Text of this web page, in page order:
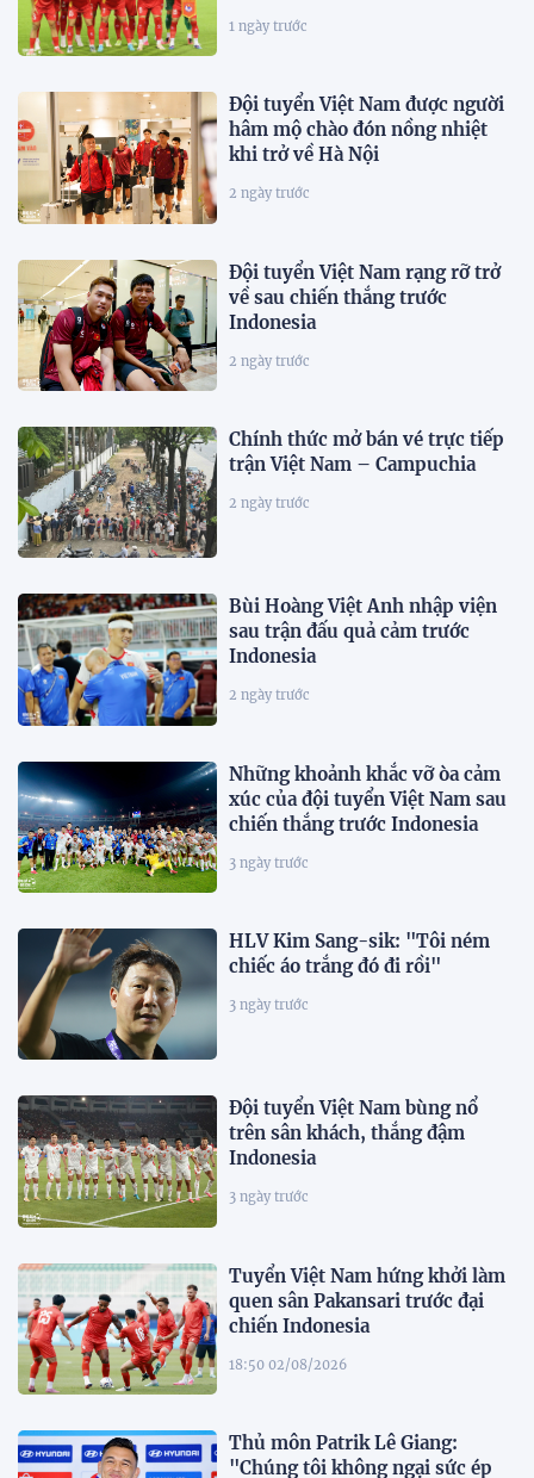
1 ngày trước
Đội tuyển Việt Nam được người
hâm mộ chào đón nồng nhiệt
khi trở về Hà Nội
2 ngày trước
Đội tuyển Việt Nam rạng rỡ trở
về sau chiến thắng trước
Indonesia
2 ngày trước
Chính thức mở bán vé trực tiếp
trận Việt Nam – Campuchia
2 ngày trước
Bùi Hoàng Việt Anh nhập viện
sau trận đấu quả cảm trước
Indonesia
2 ngày trước
Những khoảnh khắc vỡ òa cảm
xúc của đội tuyển Việt Nam sau
chiến thắng trước Indonesia
3 ngày trước
HLV Kim Sang-sik: "Tôi ném
chiếc áo trắng đó đi rồi"
3 ngày trước
Đội tuyển Việt Nam bùng nổ
trên sân khách, thắng đậm
Indonesia
3 ngày trước
Tuyển Việt Nam hứng khởi làm
quen sân Pakansari trước đại
chiến Indonesia
18:50 02/08/2026
Thủ môn Patrik Lê Giang:
"Chúng tôi không ngại sức ép